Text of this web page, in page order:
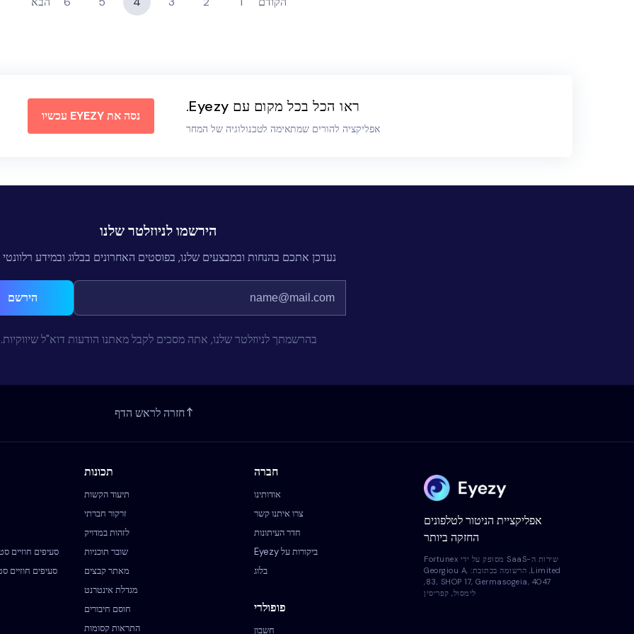
ראו הכל בכל מקום עם Eyezy.
אפליקציה להורים שמתאימה לטכנולוגיה של המחר
נסה את EYEZY עכשיו
הירשמו לניוזלטר שלנו
נעדכן אתכם בהנחות ובמבצעים שלנו, בפוסטים האחרונים בבלוג ובמידע רלוונטי
הירשם
בהרשמתך לניוזלטר שלנו, אתה מסכים לקבל מאתנו הודעות דוא"ל שיווקיות.
חזרה לראש הדף
אפליקציית הניטור לטלפונים
החזקה ביותר
שירות ה-SaaS מסופק על ידי Fortunex
Limited, הרשומה בכתובת: Georgiou A,
83, SHOP 17, Germasogeia, 4047,
לימסול, קפריסין
חברה
אודותינו
צרו איתנו קשר
חדר העיתונות
ביקורות על Eyezy
בלוג
פופולרי
חשבון
תכונות
תיעוד הקשות
זרקור חברתי
לזהות במדויק
שובר תוכניות
מאתר קבצים
מגדלת אינטרנט
חוסם חיבורים
התראות קסומות
סעיפים חוזיים
סעיפים חוזיים